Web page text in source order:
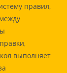
правил,
выполняет